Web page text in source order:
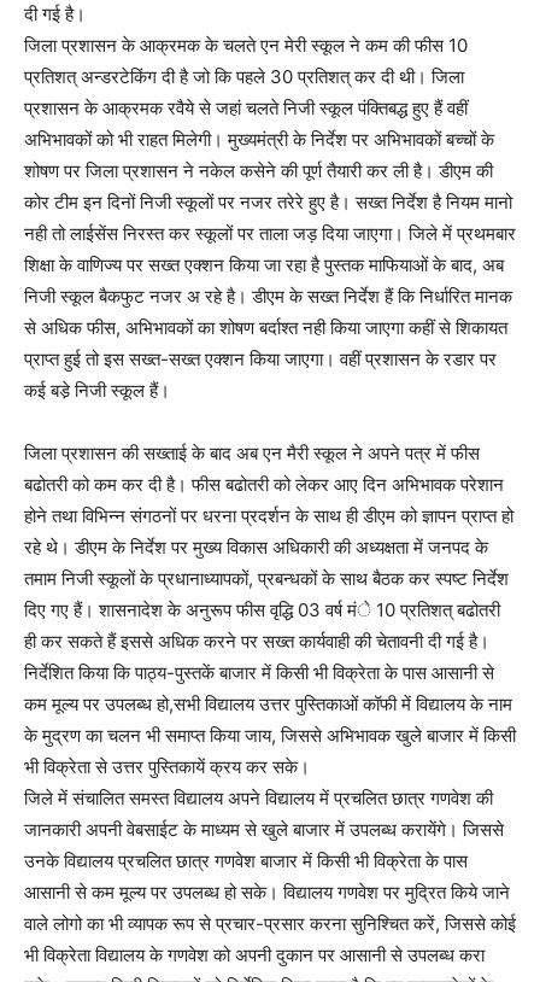
दी गई है।
जिला प्रशासन के आक्रमक के चलते एन मेरी स्कूल ने कम की फीस 10
प्रतिशत् अन्डरटेकिंग दी है जो कि पहले 30 प्रतिशत् कर दी थी। जिला
प्रशासन के आक्रमक रवैये से जहां चलते निजी स्कूल पंक्तिबद्ध हुए हैं वहीं
अभिभावकों को भी राहत मिलेगी। मुख्यमंत्री के निर्देश पर अभिभावकों बच्चों के
शोषण पर जिला प्रशासन ने नकेल कसेने की पूर्ण तैयारी कर ली है। डीएम की
कोर टीम इन दिनों निजी स्कूलों पर नजर तरेरे हुए है। सख्त निर्देश है नियम मानो
नही तो लाईसेंस निरस्त कर स्कूलों पर ताला जड़ दिया जाएगा। जिले में प्रथमबार
शिक्षा के वाणिज्य पर सख्त एक्शन किया जा रहा है पुस्तक माफियाओं के बाद, अब
निजी स्कूल बैकफुट नजर अ रहे है। डीएम के सख्त निर्देश हैं कि निर्धारित मानक
से अधिक फीस, अभिभावकों का शोषण बर्दाश्त नही किया जाएगा कहीं से शिकायत
प्राप्त हुई तो इस सख्त-सख्त एक्शन किया जाएगा। वहीं प्रशासन के रडार पर
कई बडे़ निजी स्कूल हैं।
जिला प्रशासन की सख्ताई के बाद अब एन मैरी स्कूल ने अपने पत्र में फीस
बढोतरी को कम कर दी है। फीस बढोतरी को लेकर आए दिन अभिभावक परेशान
होने तथा विभिन्न संगठनों पर धरना प्रदर्शन के साथ ही डीएम को ज्ञापन प्राप्त हो
रहे थे। डीएम के निर्देश पर मुख्य विकास अधिकारी की अध्यक्षता में जनपद के
तमाम निजी स्कूलों के प्रधानाध्यापकों, प्रबन्धकों के साथ बैठक कर स्पष्ट निर्देश
दिए गए हैं। शासनादेश के अनुरूप फीस वृद्धि 03 वर्ष मंे 10 प्रतिशत् बढोतरी
ही कर सकते हैं इससे अधिक करने पर सख्त कार्यवाही की चेतावनी दी गई है।
निर्देशित किया कि पाठ्य-पुस्तकें बाजार में किसी भी विक्रेता के पास आसानी से
कम मूल्य पर उपलब्ध हो,सभी विद्यालय उत्तर पुस्तिकाओं कॉफी में विद्यालय के नाम
के मुद्रण का चलन भी समाप्त किया जाय, जिससे अभिभावक खुले बाजार में किसी
भी विक्रेता से उत्तर पुस्तिकायें क्रय कर सके।
जिले में संचालित समस्त विद्यालय अपने विद्यालय में प्रचलित छात्र गणवेश की
जानकारी अपनी वेबसाईट के माध्यम से खुले बाजार में उपलब्ध करायेंगे। जिससे
उनके विद्यालय प्रचलित छात्र गणवेश बाजार में किसी भी विक्रेता के पास
आसानी से कम मूल्य पर उपलब्ध हो सके। विद्यालय गणवेश पर मुद्रित किये जाने
वाले लोगो का भी व्यापक रूप से प्रचार-प्रसार करना सुनिश्चित करें, जिससे कोई
भी विक्रेता विद्यालय के गणवेश को अपनी दुकान पर आसानी से उपलब्ध करा